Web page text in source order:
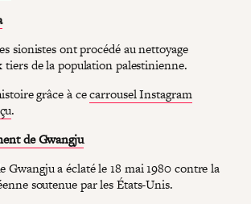
sionistes ont procédé au nettoyage
tiers de la population palestinienne.
grâce à cecarrousel Instagram
.
de Gwangju
Gwangju a éclaté le 18 mai 1980 contre la
soutenue par les États-Unis.